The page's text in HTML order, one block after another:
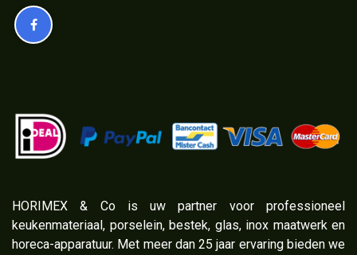
​HORIMEX & Co is uw partner voor professioneel
keukenmateriaal, porselein, bestek, glas, inox maatwerk en
horeca-apparatuur. Met meer dan 25 jaar ervaring bieden we